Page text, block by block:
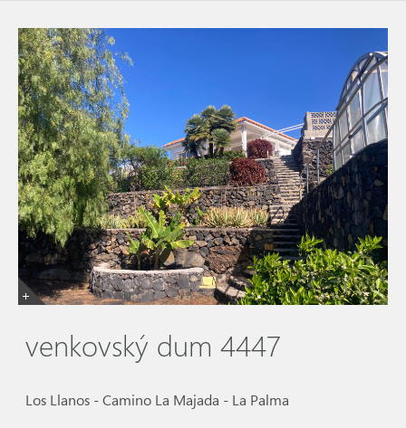
venkovský dum 4447
Los Llanos - Camino La Majada - La Palma